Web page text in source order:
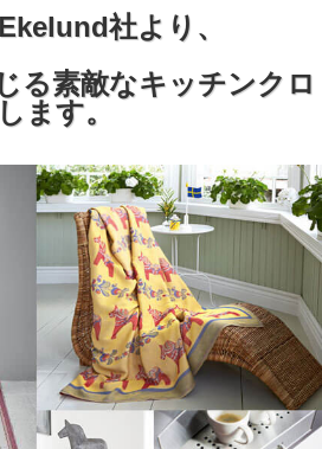
社より、
る素敵なキッチンクロ
ます。